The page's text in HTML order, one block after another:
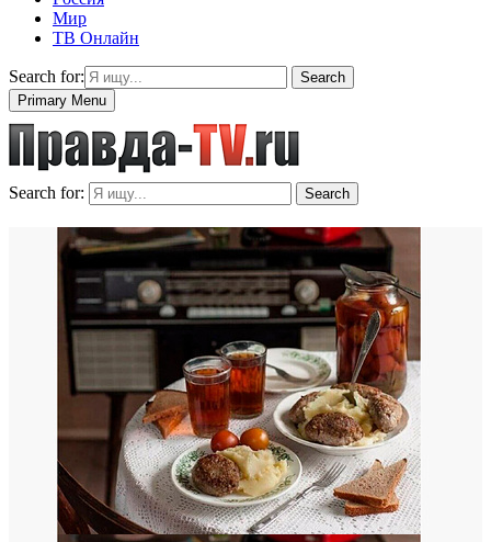
Мир
ТВ Онлайн
Search for:
Search
Primary Menu
Search for: Search